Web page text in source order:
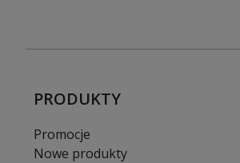
PRODUKTY
Promocje
Nowe produkty